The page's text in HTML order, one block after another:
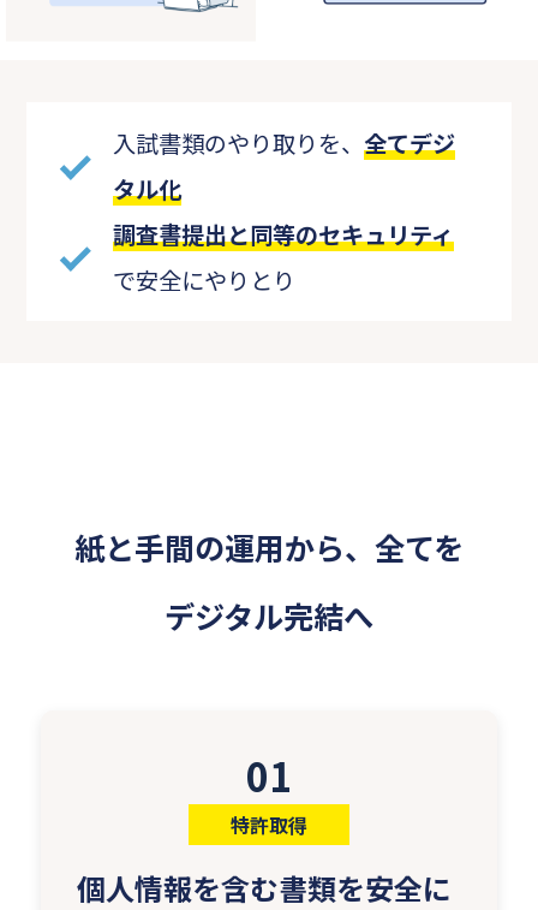
入試書類のやり取りを、全てデジ
タル化
調査書提出と同等のセキュリティ
で安全にやりとり
紙と手間の運用から、全てを
デジタル完結へ
01
特許取得
個人情報を含む書類を安全に